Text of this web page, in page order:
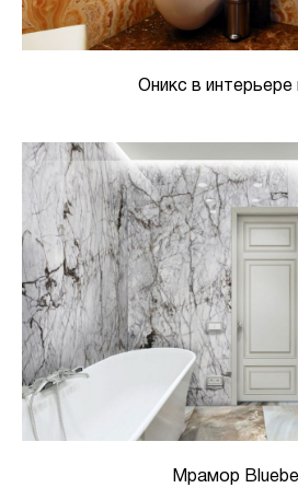
Оникс в интерьере
Мрамор